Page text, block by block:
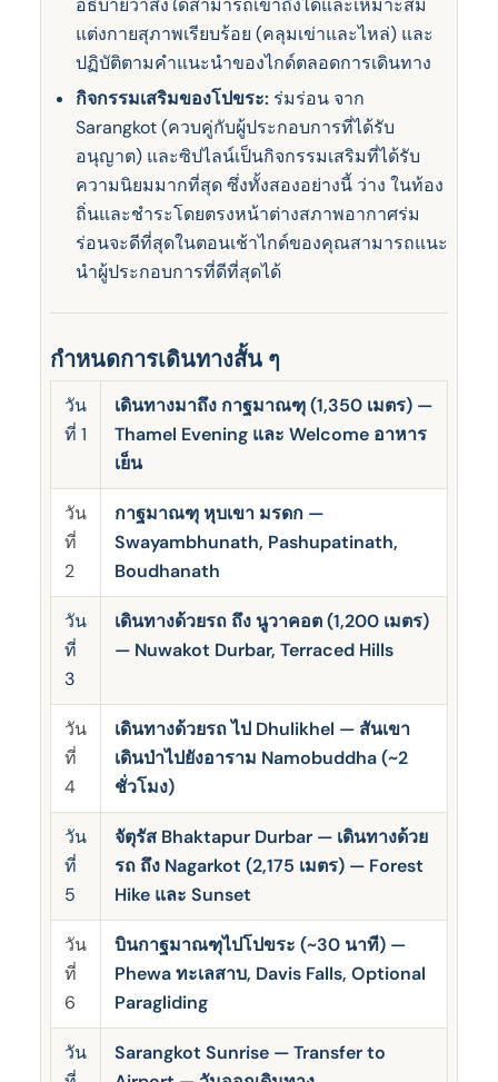
อธิบายว่าสิ่งใดสามารถเข้าถึงได้และเหมาะสม
แต่งกายสุภาพเรียบร้อย (คลุมเข่าและไหล่) และ
ปฏิบัติตามคําแนะนําของไกด์ตลอดการเดินทาง
กิจกรรมเสริมของโปขระ: ร่มร่อน จาก
Sarangkot (ควบคู่กับผู้ประกอบการที่ได้รับ
อนุญาต) และซิปไลน์เป็นกิจกรรมเสริมที่ได้รับ
ความนิยมมากที่สุด ซึ่งทั้งสองอย่างนี้ ว่าง ในท้อง
ถิ่นและชําระโดยตรงหน้าต่างสภาพอากาศร่ม
ร่อนจะดีที่สุดในตอนเช้าไกด์ของคุณสามารถแนะ
นําผู้ประกอบการที่ดีที่สุดได้
กำหนดการเดินทางสั้น ๆ
วัน
ที่ 1
เดินทางมาถึง กาฐมาณฑุ (1,350 เมตร) —
Thamel Evening และ Welcome อาหาร
เย็น
วัน
ที่
2
กาฐมาณฑุ หุบเขา มรดก —
Swayambhunath, Pashupatinath,
Boudhanath
วัน
ที่
3
เดินทางด้วยรถ ถึง นูวาคอต (1,200 เมตร)
— Nuwakot Durbar, Terraced Hills
วัน
ที่
4
เดินทางด้วยรถ ไป Dhulikhel — สันเขา
เดินป่าไปยังอาราม Namobuddha (~2
ชั่วโมง)
วัน
ที่
5
จัตุรัส Bhaktapur Durbar — เดินทางด้วย
รถ ถึง Nagarkot (2,175 เมตร) — Forest
Hike และ Sunset
วัน
ที่
6
บินกาฐมาณฑุไปโปขระ (~30 นาที) —
Phewa ทะเลสาบ, Davis Falls, Optional
Paragliding
วัน
Sarangkot Sunrise — Transfer to